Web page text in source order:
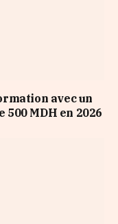
avec un
MDH en 2026